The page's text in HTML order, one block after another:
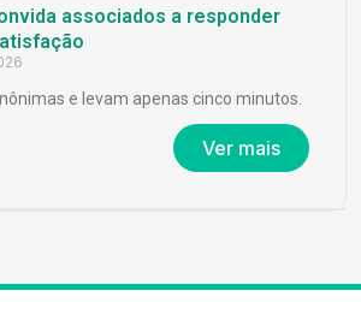
associados a responder
e levam apenas cinco minutos.
Ver mais